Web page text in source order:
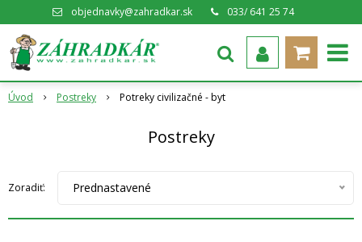
objednavky@zahradkar.sk 033/ 641 25 74
Úvod Postreky Potreky civilizačné - byt
Postreky
Zoradiť: Prednastavené